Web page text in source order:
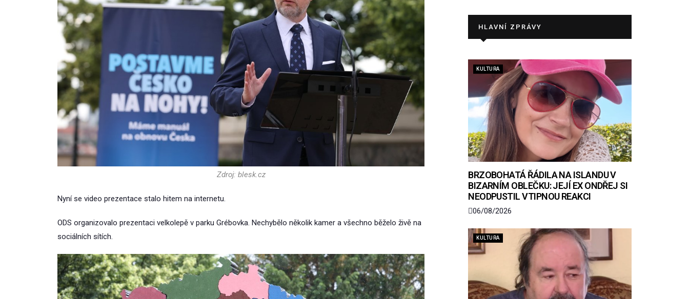
Zdroj: blesk.cz
Nyní se video prezentace stalo hitem na internetu.
ODS organizovalo prezentaci velkolepě v parku Grébovka. Nechybělo několik kamer a všechno běželo živě na
sociálních sítích.
HLAVNÍ ZPRÁVY
KULTURA
BRZOBOHATÁ ŘÁDILA NA ISLANDU V
BIZARNÍM OBLEČKU: JEJÍ EX ONDŘEJ SI
NEODPUSTIL VTIPNOU REAKCI
06/08/2026
KULTURA